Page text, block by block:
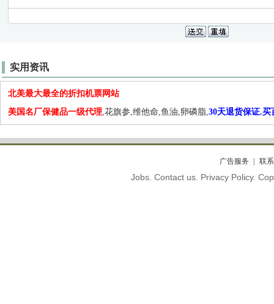
实用资讯
北美最大最全的折扣机票网站
美国名厂保健品一级代理,花旗参,维他命,鱼油,卵磷脂,30天退货保证.买
广告服务 联
Jobs. Contact us. Privacy Policy.